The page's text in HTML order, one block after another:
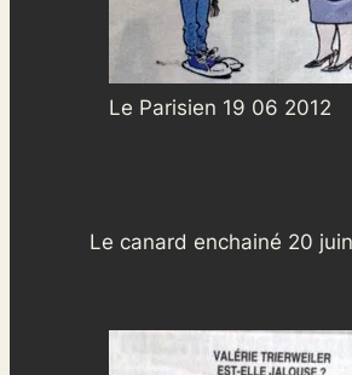
Le Parisien 19 06 2012
Le canard enchainé 20